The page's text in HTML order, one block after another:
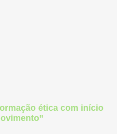
ética com início